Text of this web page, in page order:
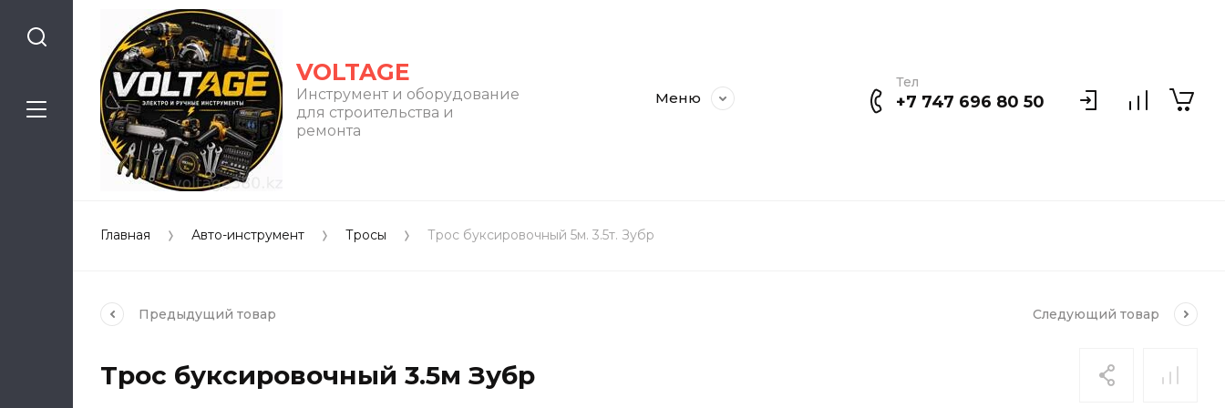
VOLTAGE
Инструмент и оборудование
для строительства и
ремонта
Меню
Тел
+7 747 696 80 50
Главная Авто-инструмент Тросы Трос буксировочный 5м. 3.5т. Зубр
Предыдущий товар Следующий товар
Трос буксировочный 3.5м Зубр